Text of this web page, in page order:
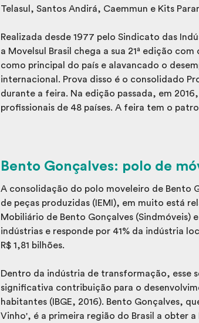
Telasul, Santos Andirá, Caemmun e Kits
Realizada desde 1977 pelo Sindicato das
a Movelsul Brasil chega a sua 21ª edição
como principal do país e alavancado o
internacional. Prova disso é o consolidado
durante a feira. Na edição passada, em
profissionais de 48 países. A feira tem o
Bento Gonçalves: polo de
A consolidação do polo moveleiro de Bento
de peças produzidas (IEMI), em muito está
Mobiliário de Bento Gonçalves (Sindmóveis)
indústrias e responde por 41% da indústria
R$ 1,81 bilhões.
Dentro da indústria de transformação, esse
significativa contribuição para o
habitantes (IBGE, 2016). Bento Gonçalves,
Vinho', é a primeira região do Brasil a obter